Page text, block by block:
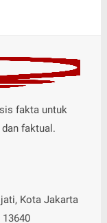
fakta untuk
faktual.
Kota Jakarta